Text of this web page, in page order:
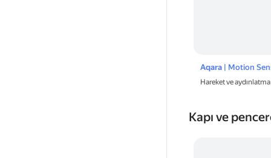
Aqara| Motion
Hareket ve
Kapı ve